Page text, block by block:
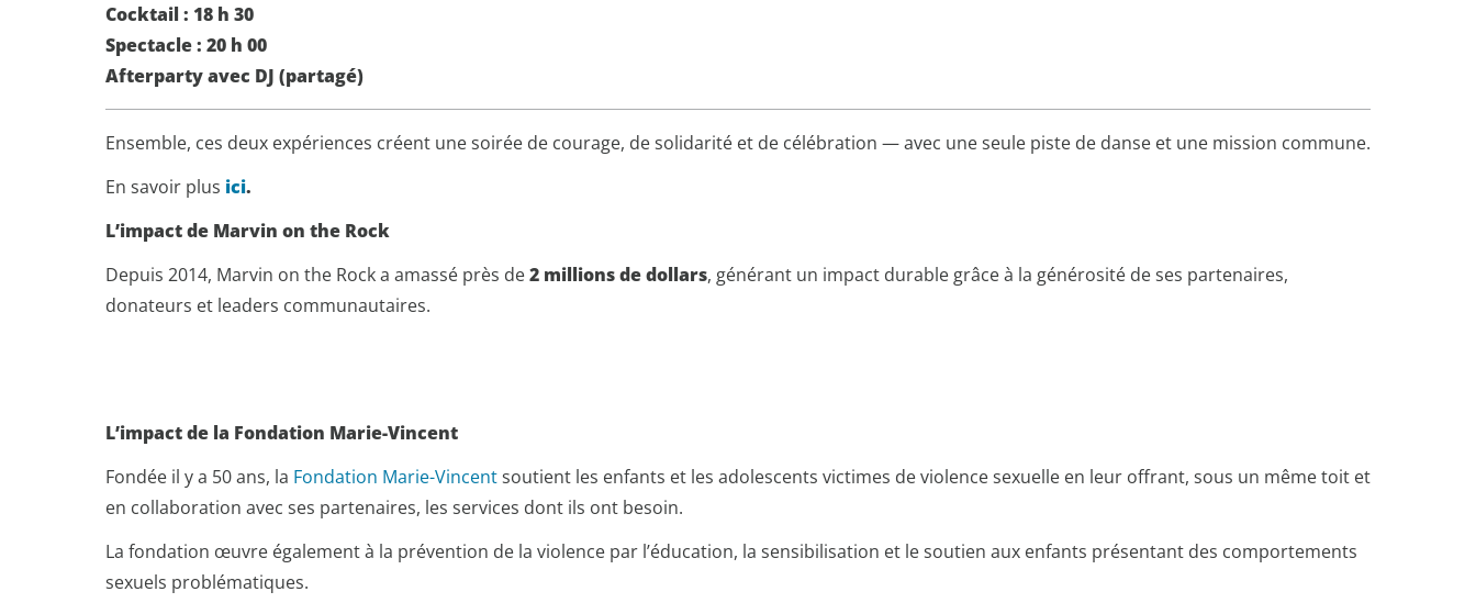
Cocktail : 18 h 30
Spectacle : 20 h 00
Afterparty avec DJ (partagé)
Ensemble, ces deux expériences créent une soirée de courage, de solidarité et de célébration — avec une seule piste de danse et une mission commune.
En savoir plus ici.
L’impact de Marvin on the Rock
Depuis 2014, Marvin on the Rock a amassé près de2 millions de dollars, générant un impact durable grâce à la générosité de ses partenaires,
donateurs et leaders communautaires.
L’impact de la Fondation Marie-Vincent
Fondée il y a 50 ans, la Fondation Marie-Vincentsoutient les enfants et les adolescents victimes de violence sexuelle en leur offrant, sous un même toit et
en collaboration avec ses partenaires, les services dont ils ont besoin.
La fondation œuvre également à la prévention de la violence par l’éducation, la sensibilisation et le soutien aux enfants présentant des comportements
sexuels problématiques.